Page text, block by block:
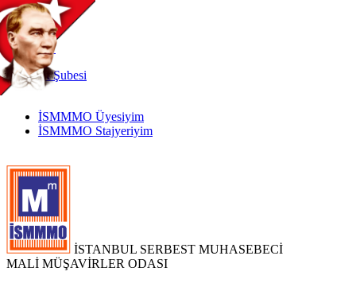
TR
|
EN
İnternetŞubesi
İSMMMO Üyesiyim
İSMMMO Stajyeriyim
İSTANBUL SERBEST MUHASEBECİ
MALİ MÜŞAVİRLER ODASI